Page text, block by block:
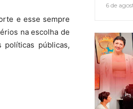
e esse sempre
na escolha de
políticas públicas,
6 de